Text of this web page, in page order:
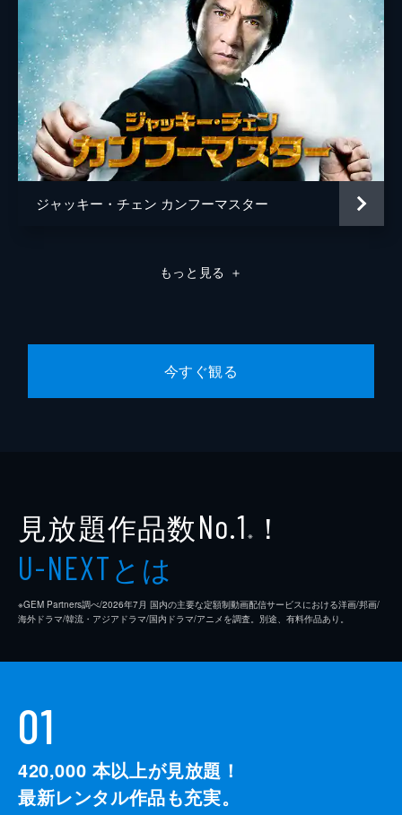
ジャッキー・チェン カンフーマスター
もっと見る ＋
今すぐ観る
見放題作品数No.1 ※ ！
U-NEXTとは
※GEM Partners調べ/2026年7⽉ 国内の主要な定額制動画配信サービスにおける洋画/邦画/
海外ドラマ/韓流・アジアドラマ/国内ドラマ/アニメを調査。別途、有料作品あり。
01
420,000 本以上が見放題！
最新レンタル作品も充実。